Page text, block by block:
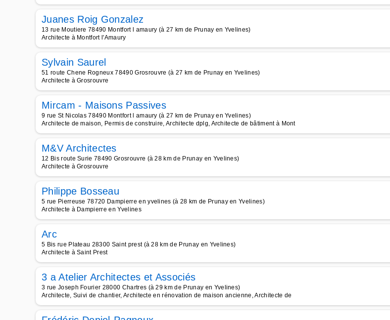
Juanes Roig Gonzalez
13 rue Moutiere 78490 Montfort l amaury (à 27 km de Prunay en Yvelines)
Architecte à Montfort l'Amaury
Sylvain Saurel
51 route Chene Rogneux 78490 Grosrouvre (à 27 km de Prunay en Yvelines)
Architecte à Grosrouvre
Mircam - Maisons Passives
9 rue St Nicolas 78490 Montfort l amaury (à 27 km de Prunay en Yvelines)
Architecte de maison, Permis de construire, Architecte dplg, Architecte de bâtiment à Mont
M&V Architectes
12 Bis route Surie 78490 Grosrouvre (à 28 km de Prunay en Yvelines)
Architecte à Grosrouvre
Philippe Bosseau
5 rue Pierreuse 78720 Dampierre en yvelines (à 28 km de Prunay en Yvelines)
Architecte à Dampierre en Yvelines
Arc
5 Bis rue Plateau 28300 Saint prest (à 28 km de Prunay en Yvelines)
Architecte à Saint Prest
3 a Atelier Architectes et Associés
3 rue Joseph Fourier 28000 Chartres (à 29 km de Prunay en Yvelines)
Architecte, Suivi de chantier, Architecte en rénovation de maison ancienne, Architecte de